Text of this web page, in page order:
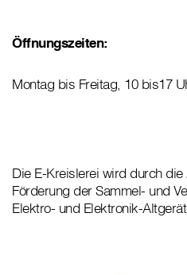
Öffnungszeiten:
Montag bis Freitag, 10 bis17
Die E-Kreislerei wird durch
Förderung der Sammel- und
Elektro- und Elektronik-